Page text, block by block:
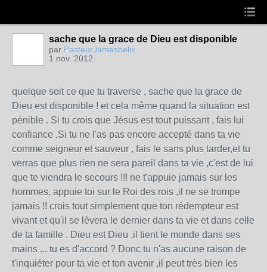
sache que la grace de Dieu est disponible
par PasteurJamesbelix
1 nov. 2012
quelque soit ce que tu traverse , sache que la grace de
Dieu est disponible ! et cela même quand la situation est
pénible . Si tu crois que Jésus est tout puissant , fais lui
confiance ,Si tu ne l'as pas encore accepté dans ta vie
comme seigneur et sauveur , fais le sans plus tarder,et tu
verras que plus rien ne sera pareil dans ta vie ,c'est de lui
que te viendra le secours !!! ne t'appuie jamais sur les
hommes, appuie toi sur le Roi des rois ,il ne se trompe
jamais !! crois tout simplement que ton rédempteur est
vivant et qu'il se lèvera le dernier dans ta vie et dans celle
de ta famille . Dieu est Dieu ,il tient le monde dans ses
mains ... tu es d'accord ? Donc tu n'as aucune raison de
t'inquiéter pour ta vie et ton avenir ,il peut très bien les